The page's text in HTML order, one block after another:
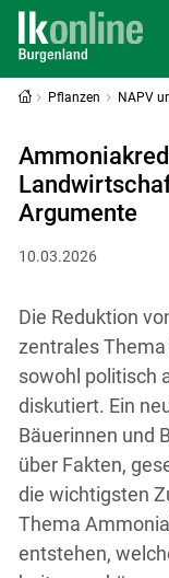
Pflanzen NAPV
Argumente
10.03.2026
Die Reduktion
zentrales
sowohl politisch
diskutiert. Ein
Bäuerinnen und
über Fakten,
die wichtigsten
Thema
entstehen,